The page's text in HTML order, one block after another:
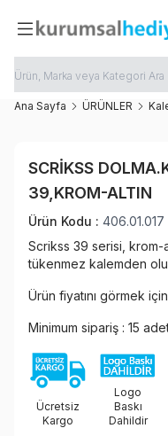
Ana Sayfa ÜRÜNLER
Paylaş
SCRIKSS
39,KROM-ALTIN
Ürün Kodu : 406.01.017
Scrikss 39 serisi, krom-
tükenmez kalemden
Ürün fiyatını görmek için
Minimum sipariş : 15
Ücretsiz
Kargo
Logo
Baskı
Dahildir